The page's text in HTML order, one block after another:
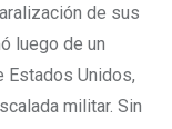
de sus
luego de un
Unidos,
militar. Sin